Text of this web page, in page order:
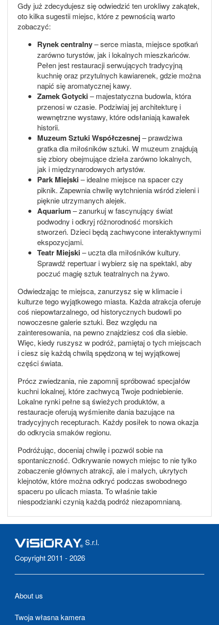
Gdy już zdecydujesz się odwiedzić ten urokliwy zakątek,
oto kilka sugestii miejsc, które z pewnością warto
zobaczyć:
Rynek centralny– serce miasta, miejsce spotkań
zarówno turystów, jak i lokalnych mieszkańców.
Pełen jest restauracji serwujących tradycyjną
kuchnię oraz przytulnych kawiarenek, gdzie można
napić się aromatycznej kawy.
Zamek Gotycki– majestatyczna budowla, która
przenosi w czasie. Podziwiaj jej architekturę i
wewnętrzne wystawy, które odsłaniają kawałek
historii.
Muzeum Sztuki Współczesnej– prawdziwa
gratka dla miłośników sztuki. W muzeum znajdują
się zbiory obejmujące dzieła zarówno lokalnych,
jak i międzynarodowych artystów.
Park Miejski– idealne miejsce na spacer czy
piknik. Zapewnia chwilę wytchnienia wśród zieleni i
pięknie utrzymanych alejek.
Aquarium– zanurkuj w fascynujący świat
podwodny i odkryj różnorodność morskich
stworzeń. Dzieci będą zachwycone interaktywnymi
ekspozycjami.
Teatr Miejski– uczta dla miłośników kultury.
Sprawdź repertuar i wybierz się na spektakl, aby
poczuć magię sztuk teatralnych na żywo.
Odwiedzając te miejsca, zanurzysz się w klimacie i
kulturze tego wyjątkowego miasta. Każda atrakcja oferuje
coś niepowtarzalnego, od historycznych budowli po
nowoczesne galerie sztuki. Bez względu na
zainteresowania, na pewno znajdziesz coś dla siebie.
Więc, kiedy ruszysz w podróż, pamiętaj o tych miejscach
i ciesz się każdą chwilą spędzoną w tej wyjątkowej
części świata.
Prócz zwiedzania, nie zapomnij spróbować specjałów
kuchni lokalnej, które zachwycą Twoje podniebienie.
Lokalne rynki pełne są świeżych produktów, a
restauracje oferują wyśmienite dania bazujące na
tradycyjnych recepturach. Każdy posiłek to nowa okazja
do odkrycia smaków regionu.
Podróżując, doceniaj chwilę i pozwól sobie na
spontaniczność. Odkrywanie nowych miejsc to nie tylko
zobaczenie głównych atrakcji, ale i małych, ukrytych
klejnotów, które można odkryć podczas swobodnego
spaceru po ulicach miasta. To właśnie takie
niespodzianki czynią każdą podróż niezapomnianą.
S.r.l.
Copyright 2011 - 2026
About us
Twoja własna kamera